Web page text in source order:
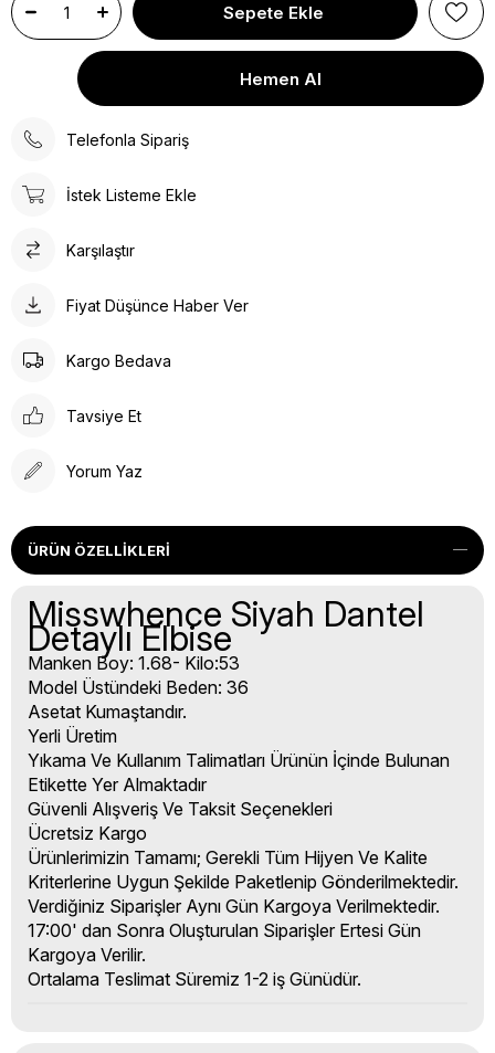
Telefonla Sipariş
İstek Listeme Ekle
Karşılaştır
Fiyat Düşünce Haber Ver
Kargo Bedava
Tavsiye Et
Yorum Yaz
ÜRÜN ÖZELLIKLERI
Misswhence Siyah Dantel
Detaylı Elbise
Manken Boy: 1.68- Kilo:53
Model Üstündeki Beden: 36
Asetat Kumaştandır.
Yerli Üretim
Yıkama Ve Kullanım Talimatları Ürünün İçinde Bulunan
Etikette Yer Almaktadır
Güvenli Alışveriş Ve Taksit Seçenekleri
Ücretsiz Kargo
Ürünlerimizin Tamamı; Gerekli Tüm Hijyen Ve Kalite
Kriterlerine Uygun Şekilde Paketlenip Gönderilmektedir.
Verdiğiniz Siparişler Aynı Gün Kargoya Verilmektedir.
17:00' dan Sonra Oluşturulan Siparişler Ertesi Gün
Kargoya Verilir.
Ortalama Teslimat Süremiz 1-2 iş Günüdür.